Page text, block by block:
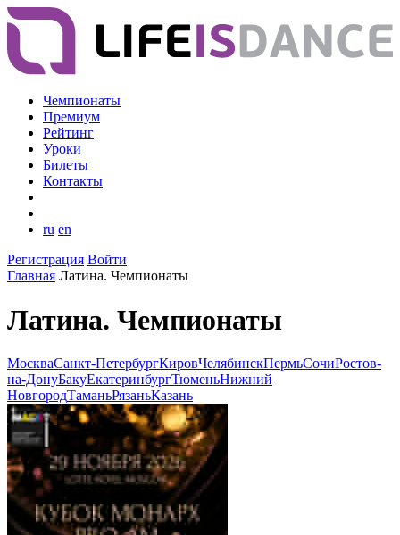
Чемпионаты
Премиум
Рейтинг
Уроки
Билеты
Контакты
ru en
Регистрация Войти
Главная Латина. Чемпионаты
Латина. Чемпионаты
МоскваСанкт-ПетербургКировЧелябинскПермьСочиРостов-
на-ДонуБакуЕкатеринбургТюменьНижний
НовгородТаманьРязаньКазань